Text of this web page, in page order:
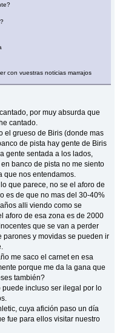
con vuestras noticias marrajos
por muy absurda que
cantado.
el grueso de Biris (donde mas
de pista hay gente de Biris
gente sentada a los lados,
banco de pista no me siento
que nos entendamos.
que parece, no se el aforo de
es de que no mas del 30-40%
alli viendo como se
aforo de esa zona es de 2000
que se van a perder
parones y movidas se pueden ir
me saco el carnet en esa
porque me da la gana que
también?
puede incluso ser ilegal por lo
cuya afición paso un día
fue para ellos visitar nuestro